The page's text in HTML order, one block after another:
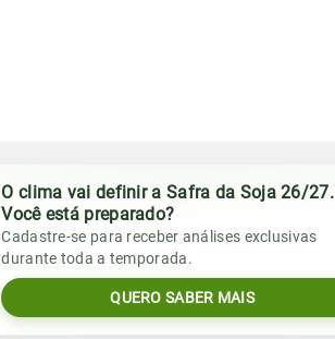
O clima vai definir a Safra da Soja 26/27.
Você está preparado?
Cadastre-se para receber análises exclusivas
durante toda a temporada.
QUERO SABER MAIS